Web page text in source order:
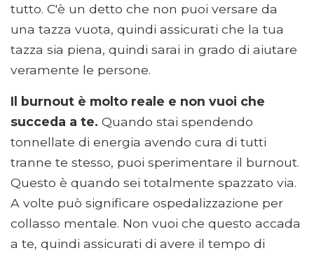
tutto. C'è un detto che non puoi versare da
una tazza vuota, quindi assicurati che la tua
tazza sia piena, quindi sarai in grado di aiutare
veramente le persone.
Il burnout è molto reale e non vuoi che
succeda a te. Quando stai spendendo
tonnellate di energia avendo cura di tutti
tranne te stesso, puoi sperimentare il burnout.
Questo è quando sei totalmente spazzato via.
A volte può significare ospedalizzazione per
collasso mentale. Non vuoi che questo accada
a te, quindi assicurati di avere il tempo di